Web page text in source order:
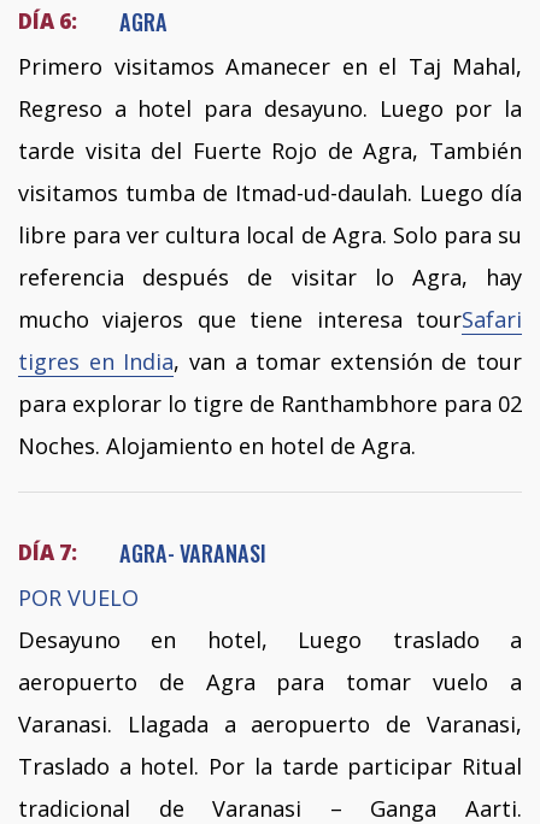
DÍA 6: AGRA
Primero visitamos Amanecer en el Taj Mahal,
Regreso a hotel para desayuno. Luego por la
tarde visita del Fuerte Rojo de Agra, También
visitamos tumba de Itmad-ud-daulah. Luego día
libre para ver cultura local de Agra. Solo para su
referencia después de visitar lo Agra, hay
mucho viajeros que tiene interesa tourSafari
tigres en India, van a tomar extensión de tour
para explorar lo tigre de Ranthambhore para 02
Noches. Alojamiento en hotel de Agra.
DÍA 7: AGRA- VARANASI
POR VUELO
Desayuno en hotel, Luego traslado a
aeropuerto de Agra para tomar vuelo a
Varanasi. Llagada a aeropuerto de Varanasi,
Traslado a hotel. Por la tarde participar Ritual
tradicional de Varanasi – Ganga Aarti.